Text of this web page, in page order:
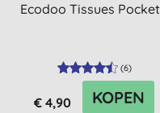
Ecodoo Tissues Pocket
(6)
€ 4,90 KOPEN